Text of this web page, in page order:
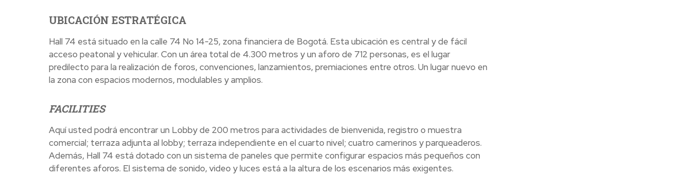
UBICACIÓN ESTRATÉGICA
Hall 74 está situado en la calle 74 No 14-25, zona financiera de Bogotá. Esta ubicación es central y de fácil
acceso peatonal y vehicular. Con un área total de 4.300 metros y un aforo de 712 personas, es el lugar
predilecto para la realización de foros, convenciones, lanzamientos, premiaciones entre otros. Un lugar nuevo en
la zona con espacios modernos, modulables y amplios.
FACILITIES
Aquí usted podrá encontrar un Lobby de 200 metros para actividades de bienvenida, registro o muestra
comercial; terraza adjunta al lobby; terraza independiente en el cuarto nivel; cuatro camerinos y parqueaderos.
Además, Hall 74 está dotado con un sistema de paneles que permite configurar espacios más pequeños con
diferentes aforos. El sistema de sonido, video y luces está a la altura de los escenarios más exigentes.